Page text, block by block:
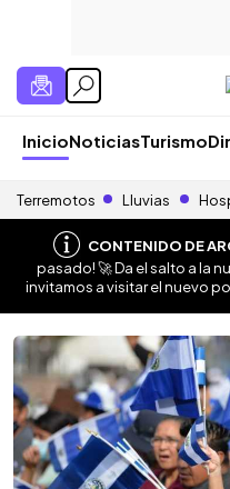
InicioNoticiasTurismo
Terremotos Lluvias
CONTENIDO DE
pasado! 🚀 Da el salto a la
invitamos a visitar el nuevo